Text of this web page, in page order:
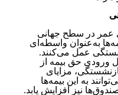
عمر در سطح جهانی
به‌عنوان واسطه‌ای
عمل می‌کنند.
ورودی حق بیمه از
مزایای
به این بیمه‌ها
نیز افزایش یابد.